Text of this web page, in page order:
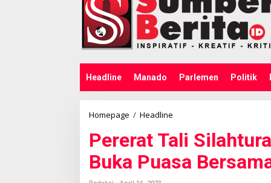
Headline Manado Parlemen Politik
Homepage / Headline
r
e
r
a
Pererat Tali
Buka Puasa